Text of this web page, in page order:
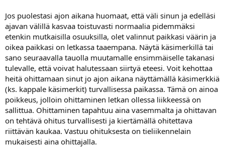
Jos puolestasi ajon aikana huomaat, että väli sinun ja edelläsi
ajavan välillä kasvaa toistuvasti normaalia pidemmäksi
etenkin mutkaisilla osuuksilla, olet valinnut paikkasi väärin ja
oikea paikkasi on letkassa taaempana. Näytä käsimerkillä tai
sano seuraavalla tauolla muutamalle ensimmäiselle takanasi
tulevalle, että voivat halutessaan siirtyä eteesi. Voit kehottaa
heitä ohittamaan sinut jo ajon aikana näyttämällä käsimerkkiä
(ks. kappale käsimerkit) turvallisessa paikassa. Tämä on ainoa
poikkeus, jolloin ohittaminen letkan ollessa liikkeessä on
sallittua. Ohittaminen tapahtuu aina vasemmalta ja ohittavan
on tehtävä ohitus turvallisesti ja kiertämällä ohitettava
riittävän kaukaa. Vastuu ohituksesta on tieliikennelain
mukaisesti aina ohittajalla.